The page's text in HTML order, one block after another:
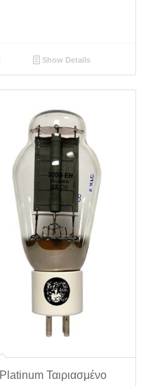
Show Details
Ταιριασμένο